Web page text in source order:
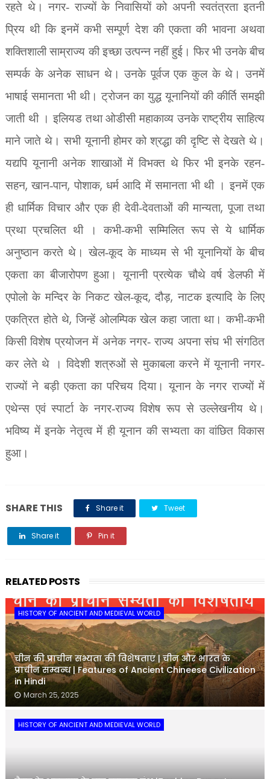
रहते थे। नगर- राज्यों के निवासियों को अपनी स्वतंत्रता इतनी
प्रिय थी कि इनमें कभी सम्पूर्ण देश की एकता की भावना अथवा
शक्तिशाली साम्राज्य की इच्छा उत्पन्न नहीं हुई। फिर भी उनके बीच
सम्पर्क के अनेक साधन थे। उनके पूर्वज एक कुल के थे। उनमें
भाषाई समानता भी थी। ट्रोजन का युद्ध यूनानियों की कीर्ति समझी
जाती थी । इलियड तथा ओडीसी महाकाव्य उनके राष्ट्रीय साहित्य
माने जाते थे। सभी यूनानी होमर को श्रद्धा की दृष्टि से देखते थे।
यद्यपि यूनानी अनेक शाखाओं में विभक्त थे फिर भी इनके रहन-
सहन,खान-पान, पोशाक,धर्म आदि में समानता भी थी । इनमें एक
ही धार्मिक विचार और एक ही देवी-देवताओं की मान्यता, पूजा तथा
प्रथा प्रचलित थी । कभी-कभी सम्मिलित रूप से ये धार्मिक
अनुष्ठान करते थे। खेल-कूद के माध्यम से भी यूनानियों के बीच
एकता का बीजारोपण हुआ। यूनानी प्रत्येक चौथे वर्ष डेलफी में
एपोलो के मन्दिर के निकट खेल-कूद,दौड़, नाटक इत्यादि के लिए
एकत्रित होते थे, जिन्हें ओलम्पिक खेल कहा जाता था। कभी-कभी
किसी विशेष प्रयोजन में अनेक नगर- राज्य अपना संघ भी संगठित
कर लेते थे । विदेशी शत्रुओं से मुकाबला करने में यूनानी नगर-
राज्यों ने बड़ी एकता का परिचय दिया। यूनान के नगर राज्यों में
एथेन्स एवं स्पार्टा के नगर-राज्य विशेष रूप से उल्लेखनीय थे।
भविष्य में इनके नेतृत्व में ही यूनान की सभ्यता का वांछित विकास
हुआ।
SHARE THIS Share it Tweet
Share it Pin it
RELATED POSTS
HISTORY OF ANCIENT AND MEDIEVAL WORLD
चीन की प्राचीन सभ्यता की विशेषताएं | चीन और भारत के
प्राचीन सम्बन्ध | Features of Ancient Chineese Civilization
in Hindi
March 25, 2025
HISTORY OF ANCIENT AND MEDIEVAL WORLD